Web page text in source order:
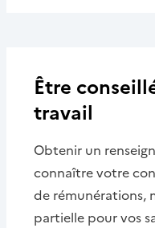
Être
travail
Obtenir un
connaître votre
de rémunérations,
partielle pour vos